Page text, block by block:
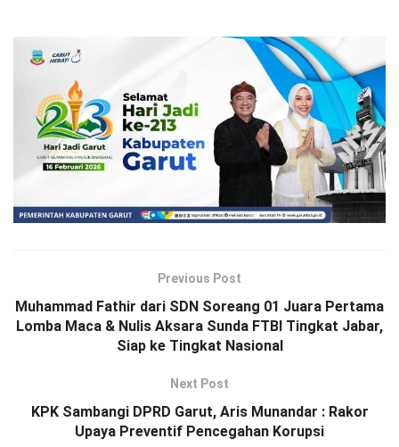
Previous Post
Muhammad Fathir dari SDN Soreang 01 Juara Pertama
Lomba Maca & Nulis Aksara Sunda FTBI Tingkat Jabar,
Siap ke Tingkat Nasional
Next Post
KPK Sambangi DPRD Garut, Aris Munandar : Rakor
Upaya Preventif Pencegahan Korupsi